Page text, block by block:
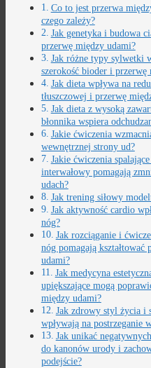
Co to jest przerwa
czego zależy?
Jak genetyka i budowa
przerwę między udami?
Jak różne typy sylwetki
szerokość bioder i przerwę
Jak dieta wpływa na
tłuszczowej i przerwę
Jak dieta z wysoką
błonnika wspiera
Jakie ćwiczenia
wewnętrznej strony ud?
Jakie ćwiczenia
interwałowy pomagają
udach?
Jak trening siłowy
Jak aktywność cardio
nóg?
Jak rozciąganie i
nóg pomagają kształtować
udami?
Jak medycyna
upiększające mogą
między udami?
Jak zdrowy styl życia i
wpływają na postrzeganie
Jak unikać
do kanonów urody i
podejście?